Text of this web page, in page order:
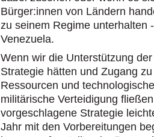
Bürger:innen von Ländern
zu seinem Regime unterhalten
Venezuela.
Wenn wir die Unterstützung
Strategie hätten und Zugang
Ressourcen und
militärische Verteidigung
vorgeschlagene Strategie
Jahr mit den Vorbereitungen